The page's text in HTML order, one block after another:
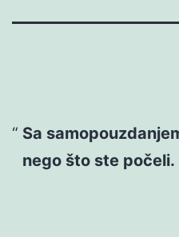
Sa
nego što ste počeli.